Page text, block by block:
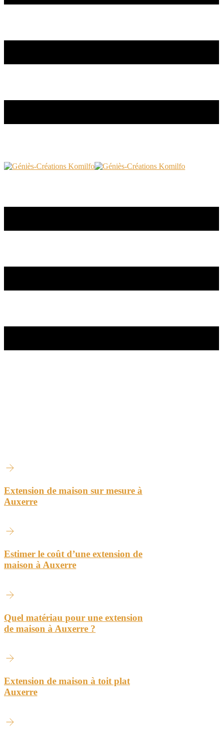
Extension de maison sur mesure à
Auxerre
Estimer le coût d’une extension de
maison à Auxerre
Quel matériau pour une extension
de maison à Auxerre ?
Extension de maison à toit plat
Auxerre